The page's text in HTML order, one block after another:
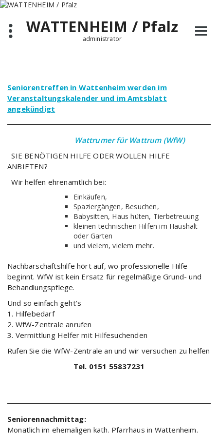
Zum
springenWATTENHEIM / Pfalz
administrator
Seniorentreffen in Wattenheim werden im
Veranstaltungskalender und im Amtsblatt
angekündigt
Wattrumer für Wattrum (WfW)
SIE BENÖTIGEN HILFE ODER WOLLEN HILFE
ANBIETEN?
Wir helfen ehrenamtlich bei:
Einkäufen,
Spaziergängen, Besuchen,
Babysitten, Haus hüten, Tierbetreuung
kleinen technischen Hilfen im Haushalt
oder Garten
und vielem, vielem mehr.
Nachbarschaftshilfe hört auf, wo professionelle Hilfe
beginnt. WfW ist kein Ersatz für regelmäßige Grund- und
Behandlungspflege.
Und so einfach geht’s
1. Hilfebedarf
2. WfW-Zentrale anrufen
3. Vermittlung Helfer mit Hilfesuchenden
Rufen Sie die WfW-Zentrale an und wir versuchen zu helfen
Tel. 0151 55837231
Seniorennachmittag:
Monatlich im ehemaligen kath. Pfarrhaus in Wattenheim.